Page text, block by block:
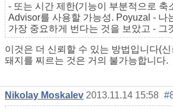
- 또는 시간 제한(기능이 부분적으로 축
Advisor를 사용할 가능성. Poyuzal - 나
가장 중요하게 번다는 것을 보았고 - 그
이것은 더 신뢰할 수 있는 방법입니다(
돼지를 찌르는 것은 거의 불가능합니다.
Nikolay Moskalev 2013.11.14 15:58